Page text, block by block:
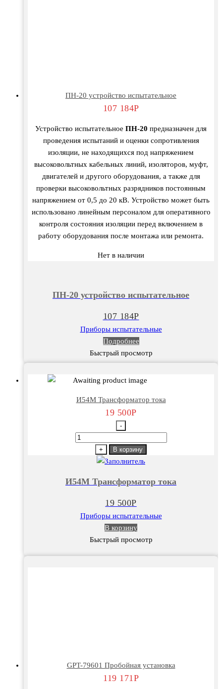
ПН-20 устройство испытательное
107 184Р
Устройство испытательное ПН-20 предназначен для
проведения испытаний и оценки сопротивления
изоляции, не находящихся под напряжением
высоковольтных кабельных линий, изоляторов, муфт,
двигателей и другого оборудования, а также для
проверки высоковольтных разрядников постоянным
напряжением от 0,5 до 20 кВ. Устройство может быть
использовано линейным персоналом для оперативного
контроля состояния изоляции перед включением в
работу оборудования после монтажа или ремонта.
Нет в наличии
ПН-20 устройство испытательное
107 184Р
Приборы испытательные
Подробнее
Быстрый просмотр
И54М Трансформатор тока
19 500Р
-
Количество
тока
+ В корзину
И54М Трансформатор тока
19 500Р
Приборы испытательные
В корзину
Быстрый просмотр
GPT-79601 Пробойная установка
119 171Р